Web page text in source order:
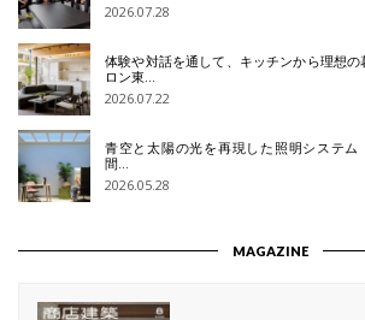
2026.07.28
体験や対話を通して、キッチンから理想
ロン東…
2026.07.22
青空と太陽の光を再現した照明システ
間…
2026.05.28
MAGAZINE